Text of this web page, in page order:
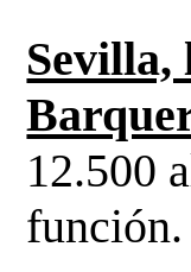
Sevilla,
12.500
función.